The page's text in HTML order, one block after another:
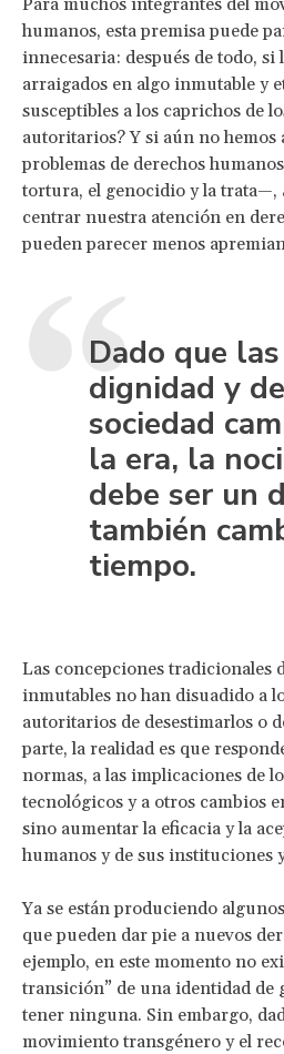
humanos, esta premisa puede
innecesaria: después de todo, si
arraigados en algo inmutable y
susceptibles a los caprichos de
autoritarios? Y si aún no hemos
problemas de derechos
tortura, el genocidio y la trata—,
centrar nuestra atención en
pueden parecer menos
Dado que
dignidad y
sociedad
la era, la
debe ser un
también
tiempo.
Las concepciones tradicionales
inmutables no han disuadido a
autoritarios de desestimarlos o
parte, la realidad es que
normas, a las implicaciones de
tecnológicos y a otros cambios
sino aumentar la eficacia y la
humanos y de sus instituciones
Ya se están produciendo
que pueden dar pie a nuevos
ejemplo, en este momento no
transición” de una identidad de
tener ninguna. Sin embargo,
movimiento transgénero y el